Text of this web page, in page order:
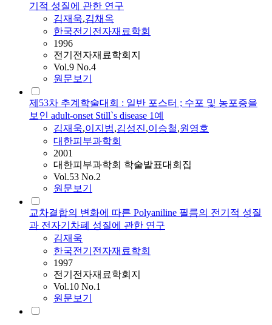
기적 성질에 관한 연구
김재욱,김채옥
한국전기전자재료학회
1996
전기전자재료학회지
Vol.9 No.4
원문보기
제53차 추계학술대회 : 일반 포스터 ; 수포 및 농포증을
보인 adult-onset Still`s disease 1예
김재욱,이지범,김성진,이승철,원영호
대한피부과학회
2001
대한피부과학회 학술발표대회집
Vol.53 No.2
원문보기
교차결합의 변화에 따른 Polyaniline 필름의 전기적 성질
과 전자기차폐 성질에 관한 연구
김재욱
한국전기전자재료학회
1997
전기전자재료학회지
Vol.10 No.1
원문보기